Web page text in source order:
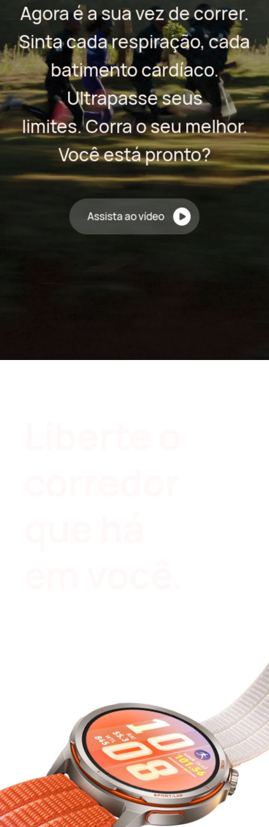
Agora é a sua vez de correr.
Sinta cada respiração, cada
batimento cardíaco.
Ultrapasse seus
limites. Corra o seu melhor.
Você está pronto?
Assista ao vídeo